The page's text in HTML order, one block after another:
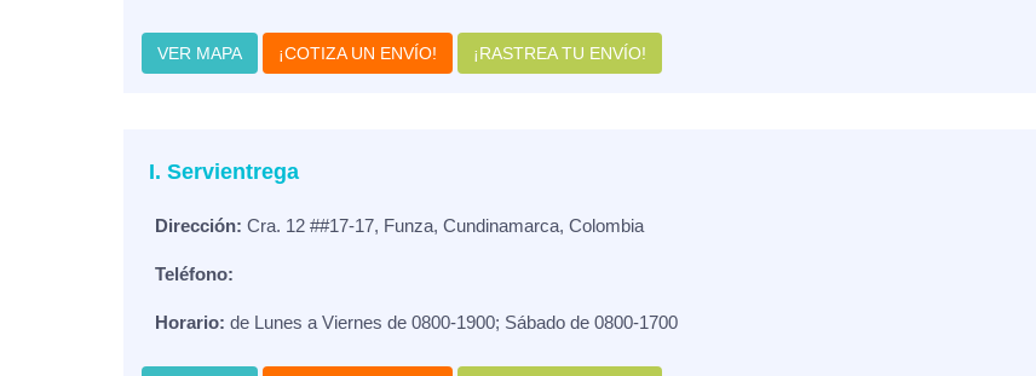
VER MAPA ¡COTIZA UN ENVÍO! ¡RASTREA TU ENVÍO!
I. Servientrega
Dirección: Cra. 12 ##17-17, Funza, Cundinamarca, Colombia
Teléfono:
Horario: de Lunes a Viernes de 0800-1900; Sábado de 0800-1700